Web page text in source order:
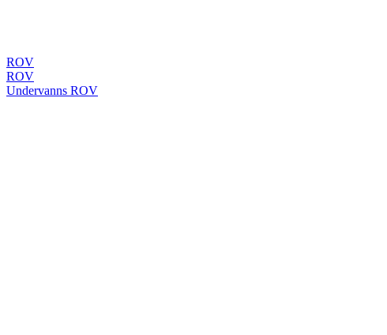
ROV
ROV
Undervanns ROV